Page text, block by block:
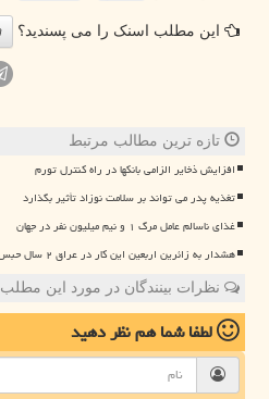
این مطلب اسنک را می پسندید؟
تازه ترین مطالب مرتبط
افزایش ذخایر الزامی بانکها در راه کنترل تورم
تغذیه پدر می تواند بر سلامت نوزاد تأثیر بگذارد
غذای ناسالم عامل مرگ ۱ و نیم میلیون نفر در جهان
هشدار به زائرین اربعین این کار در عراق ۲ سال حبس دارد
نظرات بینندگان در مورد این مطلب
لطفا شما همنظر دهید